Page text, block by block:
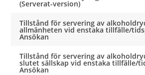
(Serverat-version)
Tillstånd för servering av
allmänheten vid enstaka tillfälle/
Ansökan
Tillstånd för servering av
slutet sällskap vid enstaka tillfälle/
Ansökan